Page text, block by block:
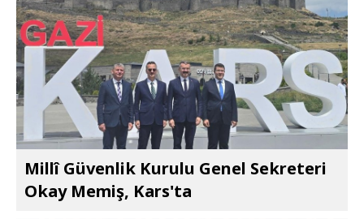
Millî Güvenlik Kurulu Genel Sekreteri
Okay Memiş, Kars'ta